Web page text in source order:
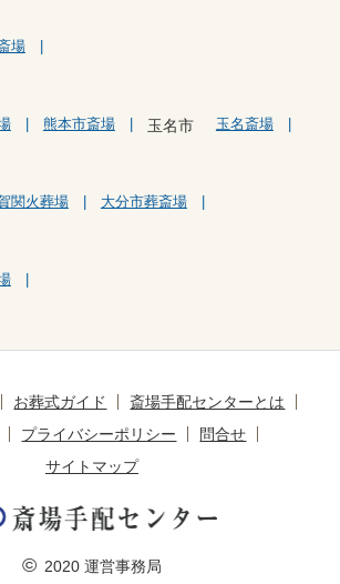
場
熊本市斎場 玉名市 玉名斎場
関火葬場 大分市葬斎場
お葬式ガイド
斎場手配センターとは
プライバシーポリシー
問合せ
サイトマップ
© 2020 運営事務局